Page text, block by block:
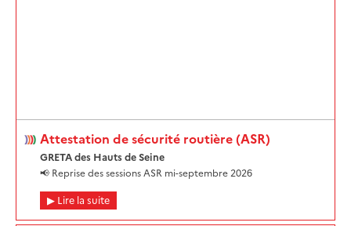
Attestation de sécurité routière (ASR)
GRETA des Hauts de Seine
📢 Reprise des sessions ASR mi-septembre 2026
Lire la suite